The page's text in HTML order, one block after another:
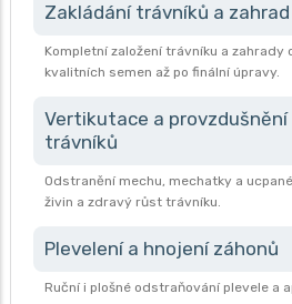
Zakládání trávníků a zahrad
Kompletní založení trávníku a
kvalitních semen až po finální úpravy.
Vertikutace a provzdušnění
trávníků
Odstranění mechu, mechatky a
živin a zdravý růst trávníku.
Plevelení a hnojení záhonů
Ruční i plošné odstraňování plevele a